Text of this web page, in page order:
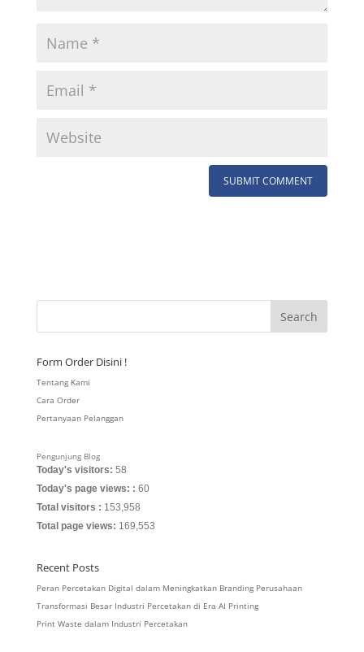
Form Order Disini !
Tentang Kami
Cara Order
Pertanyaan Pelanggan
Pengunjung Blog
Today's visitors: 58
Today's page views: : 60
Total visitors : 153,958
Total page views: 169,553
Recent Posts
Peran Percetakan Digital dalam Meningkatkan Branding Perusahaan
Transformasi Besar Industri Percetakan di Era AI Printing
Print Waste dalam Industri Percetakan